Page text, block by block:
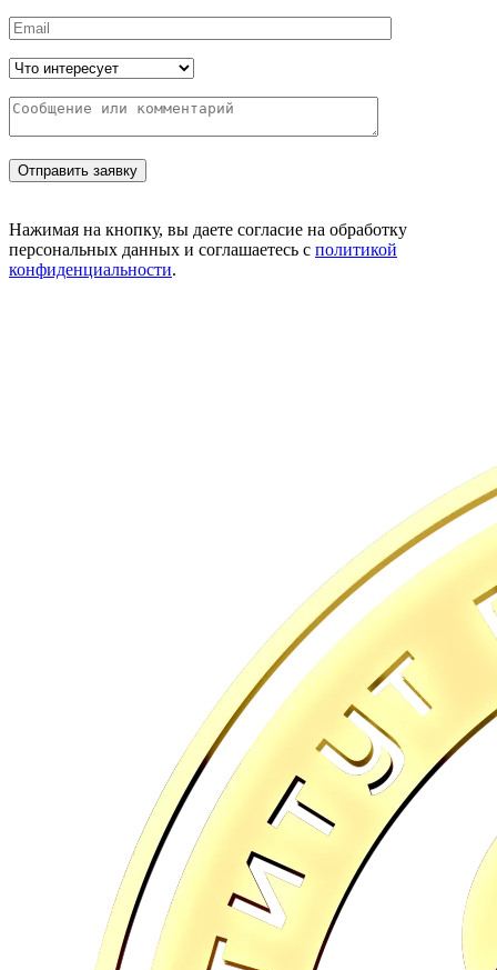
Нажимая на кнопку, вы даете согласие на обработку
персональных данных и соглашаетесь с политикой
конфиденциальности.